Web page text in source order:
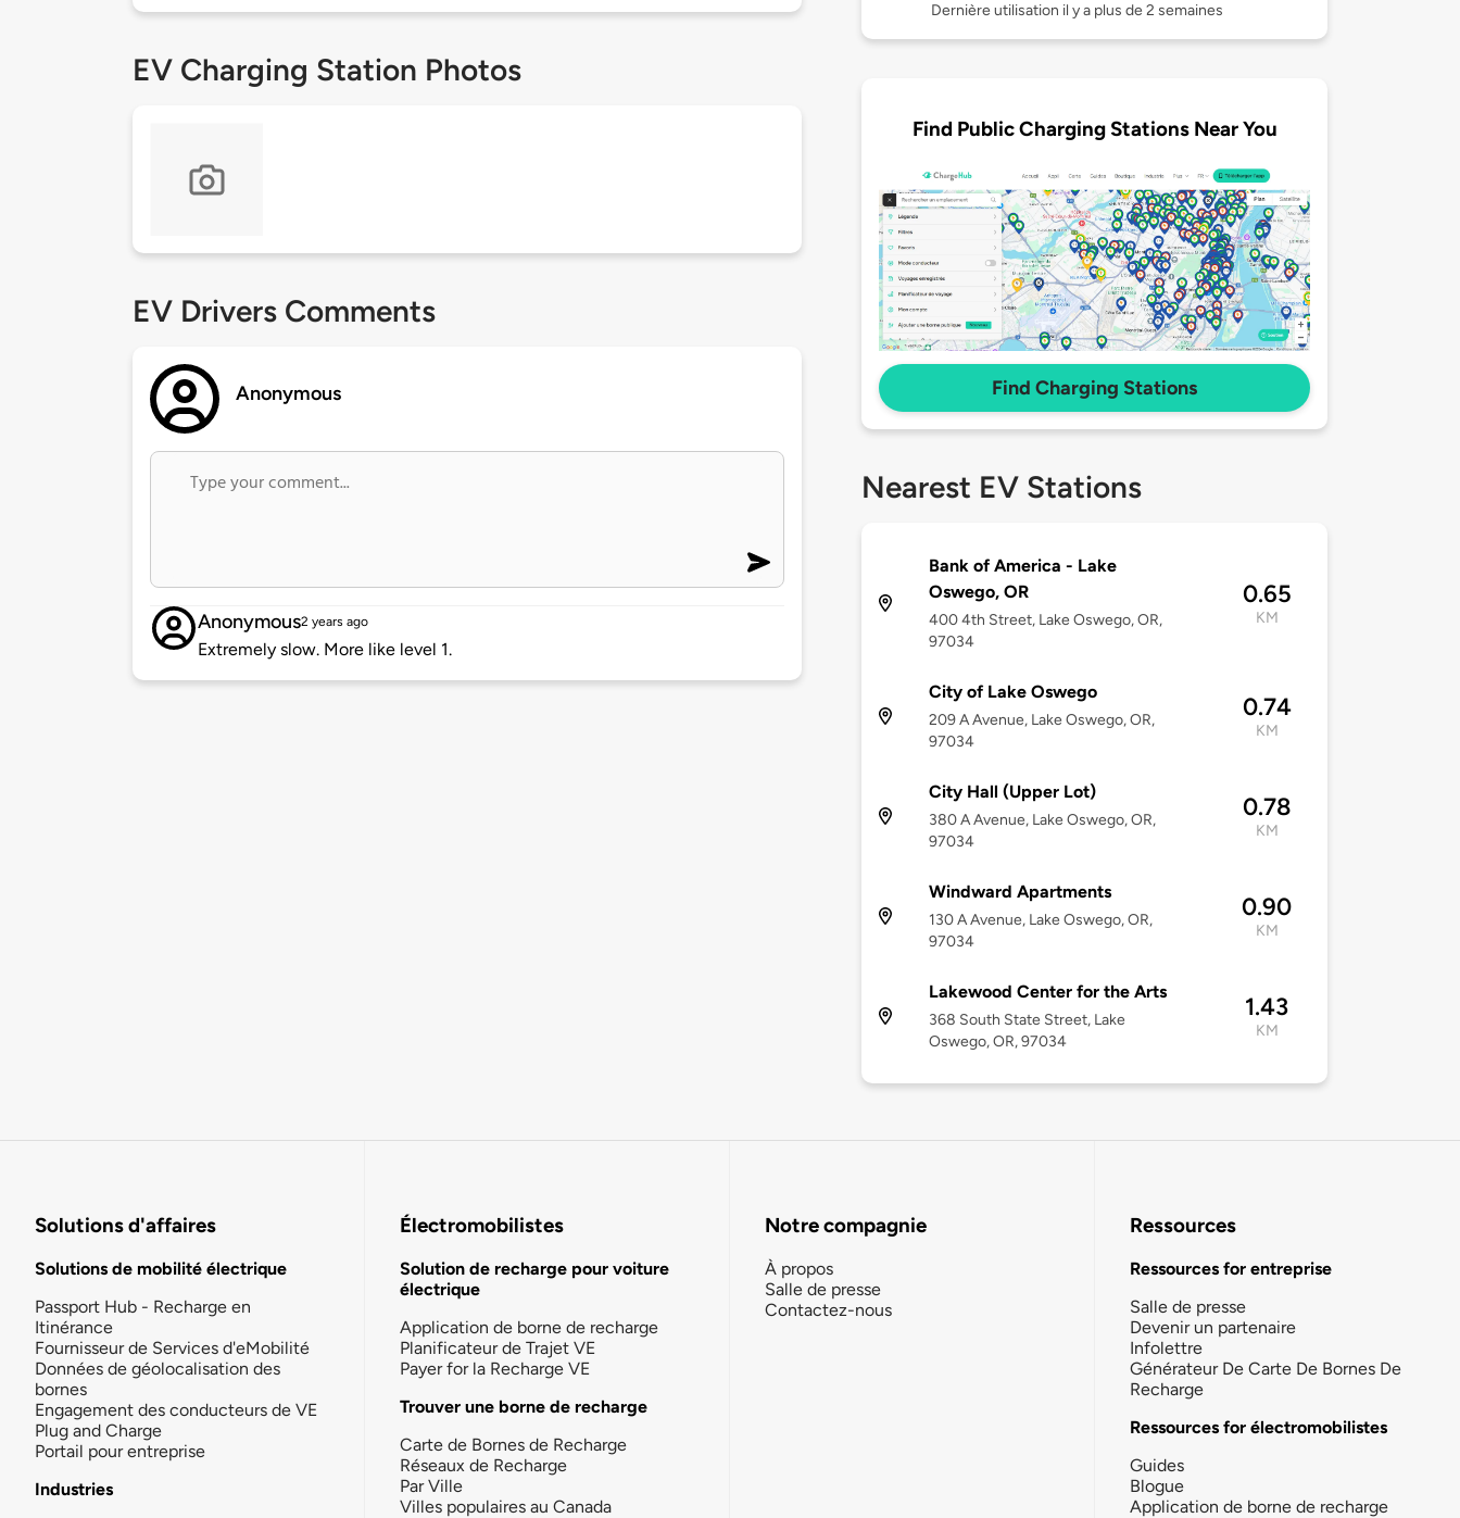
EV Charging Station Photos
EV Drivers Comments
Anonymous
Anonymous2 years ago
Extremely slow. More like level 1.
Dernière utilisation il y a plus de 2 semaines
Find Public Charging Stations Near You
Find Charging Stations
Nearest EV Stations
Bank of America - Lake
Oswego, OR
400 4th Street, Lake Oswego, OR,
97034
0.65
KM
City of Lake Oswego
209 A Avenue, Lake Oswego, OR,
97034
0.74
KM
City Hall (Upper Lot)
380 A Avenue, Lake Oswego, OR,
97034
0.78
KM
Windward Apartments
130 A Avenue, Lake Oswego, OR,
97034
0.90
KM
Lakewood Center for the Arts
368 South State Street, Lake
Oswego, OR, 97034
1.43
KM
Solutions d'affaires
Solutions de mobilité électrique
Passport Hub - Recharge en
Itinérance
Fournisseur de Services d'eMobilité
Données de géolocalisation des
bornes
Engagement des conducteurs de VE
Plug and Charge
Portail pour entreprise
Industries
Électromobilistes
Solution de recharge pour voiture
électrique
Application de borne de recharge
Planificateur de Trajet VE
Payer for la Recharge VE
Trouver une borne de recharge
Carte de Bornes de Recharge
Réseaux de Recharge
Par Ville
Villes populaires au Canada
Notre compagnie
À propos
Salle de presse
Contactez-nous
Ressources
Ressources for entreprise
Salle de presse
Devenir un partenaire
Infolettre
Générateur De Carte De Bornes De
Recharge
Ressources for électromobilistes
Guides
Blogue
Application de borne de recharge